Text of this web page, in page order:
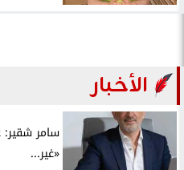
الأخبار
«غير...